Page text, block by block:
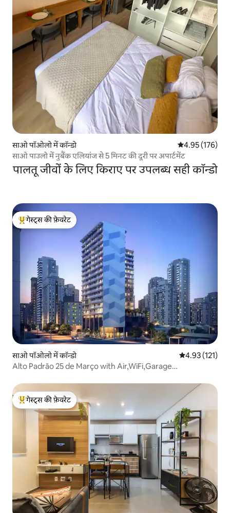
साओ पॉओलो में कॉन्डो औसत रेटिंग 5 में से
4.95 (176)
साओ पाउलो में नुबैंक एलियांज से 5 मिनट की दूरी पर अपार्टमेंट
पालतू जीवों के लिए किराए पर उपलब्ध सही कॉन्डो
गेस्ट्स का टॉप फ़ेवरेट
गेस्ट्स की फ़ेवरेट
साओ पॉओलो में कॉन्डो औसत रेटिंग 5 में से
4.93 (121)
Alto Padrão 25 de Março with Air,WiFi,Garage…
गेस्ट्स का टॉप फ़ेवरेट
गेस्ट्स की फ़ेवरेट